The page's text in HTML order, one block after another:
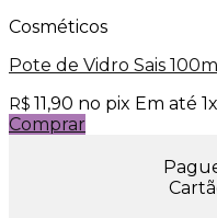
Cosméticos
Pote de Vidro Sais
R$ 11,90 no pix Em até 1
Comprar